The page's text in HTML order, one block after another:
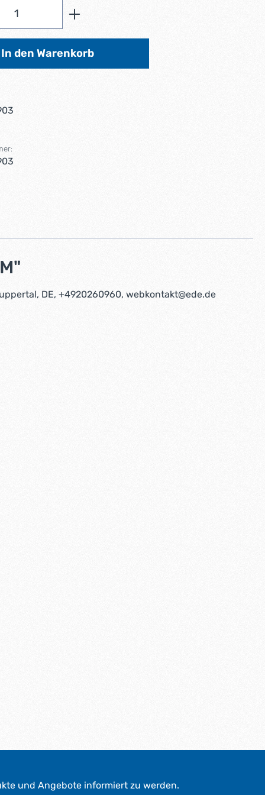
Anzahl: Gib den gewünschten Wert
In den Warenkorb
DE, +4920260960, webkontakt@ede.de
und Angebote informiert zu werden.